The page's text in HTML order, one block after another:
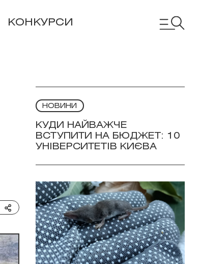
КОНКУРСИ
НОВИНИ
КУДИ НАЙВАЖЧЕ
ВСТУПИТИ НА БЮДЖЕТ: 10
УНІВЕРСИТЕТІВ КИЄВА